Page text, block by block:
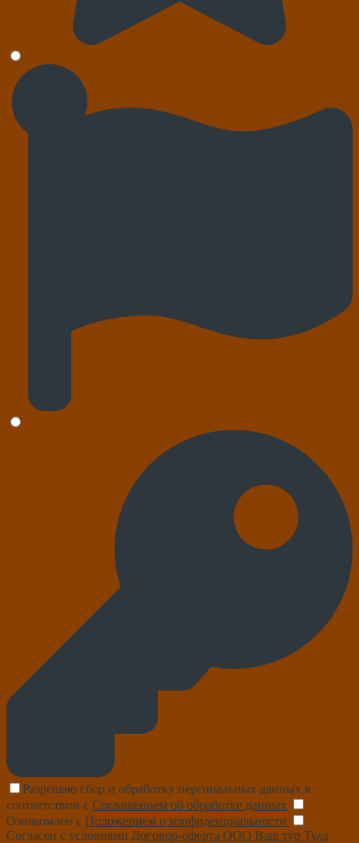
Разрешаю сбор и обработку персональных данных в
соответствии с Соглашением об обработке данных
Ознакомлен с Положением о конфиденциальности
Согласен с условиями Договор-оферта ООО Ваш тур Тула